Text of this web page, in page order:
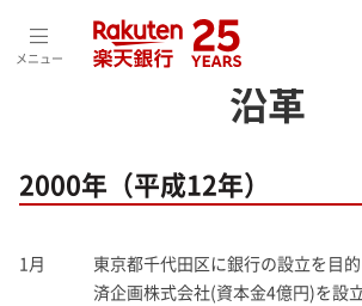
メニュー
ホーム 会社情報> 沿革
沿革
2000年（平成12年）
1月
東京都千代田区に銀行の設立を目
済企画株式会社(資本金4億円)を設